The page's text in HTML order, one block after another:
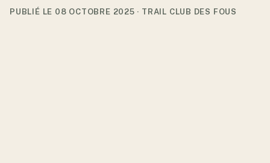
PUBLIÉ LE 08 OCTOBRE 2025 · TRAIL CLUB DES FOUS